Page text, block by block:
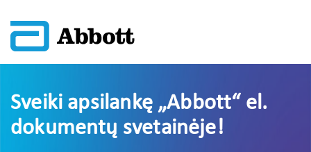
Sveiki apsilankę „Abbott“ el.
dokumentų svetainėje!